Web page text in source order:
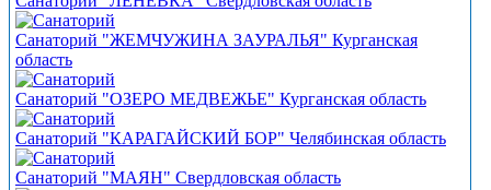
Санаторий "ЖЕМЧУЖИНА ЗАУРАЛЬЯ" Курганская
область
Санаторий "ОЗЕРО МЕДВЕЖЬЕ" Курганская область
Санаторий "КАРАГАЙСКИЙ БОР" Челябинская область
Санаторий "МАЯН" Свердловская область